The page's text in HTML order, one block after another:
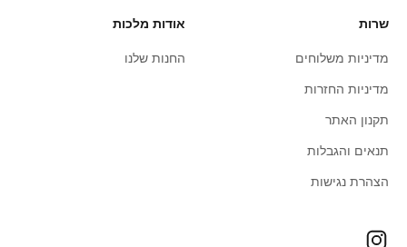
שרות
מדיניות משלוחים
מדיניות החזרות
תקנון האתר
תנאים והגבלות
הצהרת נגישות
אודות מלכות
החנות שלנו